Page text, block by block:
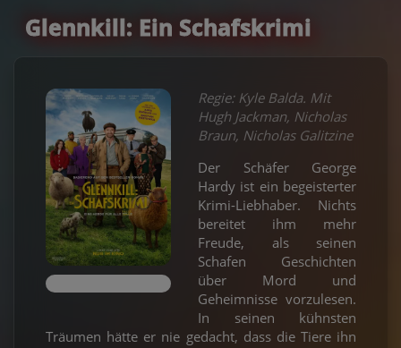
Glennkill: Ein Schafskrimi
Regie: Kyle Balda. Mit
Hugh Jackman, Nicholas
Braun, Nicholas Galitzine
Der Schäfer George
Hardy ist ein begeisterter
Krimi-Liebhaber. Nichts
bereitet ihm mehr
Freude, als seinen
Schafen Geschichten
über Mord und
Geheimnisse vorzulesen.
In seinen kühnsten
Träumen hätte er nie gedacht, dass die Tiere ihn